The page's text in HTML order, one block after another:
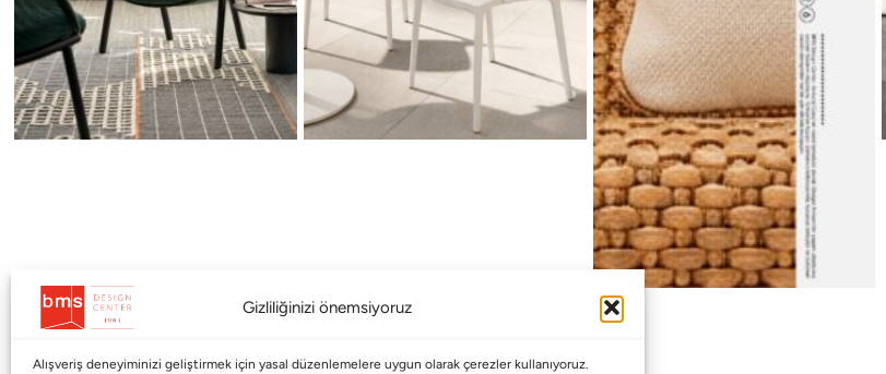
Gizliliğinizi önemsiyoruz
Alışveriş deneyiminizi geliştirmek için yasal düzenlemelere uygun olarak çerezler kullanıyoruz.